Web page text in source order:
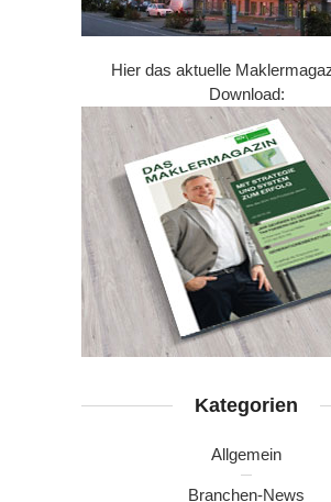
Hier das aktuelle
Download:
Kategorien
Allgemein
Branchen-News